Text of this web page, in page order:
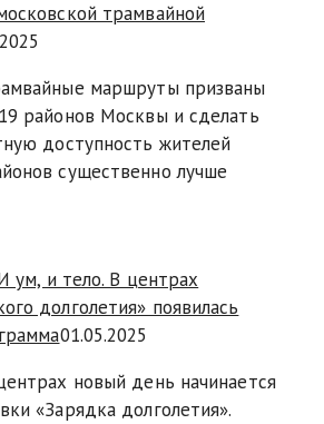
трамвайной
маршруты призваны
районов Москвы и сделать
доступность жителей
существенно лучше
ум, и тело. В центрах
долголетия» появилась
01.05.2025
новый день начинается
«Зарядка долголетия».